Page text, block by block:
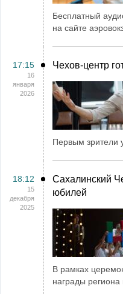
Бесплатный
на сайте
17:15
16
января
2026
Чехов-центр
Первым зрители
18:12
15
декабря
2025
Сахалинский
юбилей
В рамках
награды